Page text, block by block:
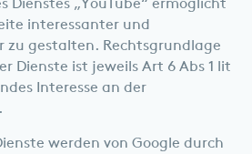
interessanter und
zu gestalten. Rechtsgrundlage
Dienste ist jeweils Art 6 Abs 1 lit
Interesse an der
werden von Google durch